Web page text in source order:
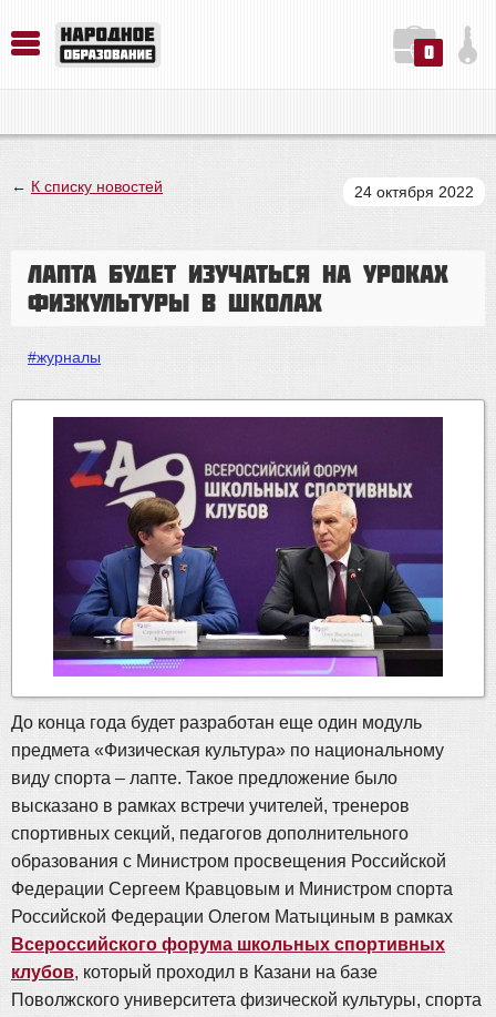
0
← К списку новостей 24 октября 2022
Лапта будет изучаться на уроках
физкультуры в школах
#журналы
До конца года будет разработан еще один модуль
предмета «Физическая культура» по национальному
виду спорта – лапте. Такое предложение было
высказано в рамках встречи учителей, тренеров
спортивных секций, педагогов дополнительного
образования с Министром просвещения Российской
Федерации Сергеем Кравцовым и Министром спорта
Российской Федерации Олегом Матыциным в рамках
Всероссийского форума школьных спортивных
клубов, который проходил в Казани на базе
Поволжского университета физической культуры, спорта